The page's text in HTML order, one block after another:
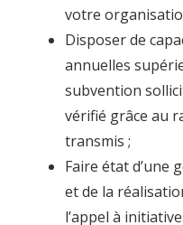
votre
Disposer de
annuelles
subvention
vérifié grâce au
transmis ;
Faire état d’une
et de la
l’appel à